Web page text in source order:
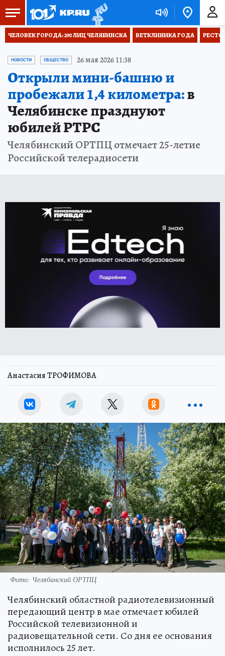
ЧЕЛОВЕК ГОРОДА: 290 ЛИЦ ЧЕЛЯБИНСКА ВЕТКЛИНИКА ГОДА
НОВОСТИ ОБЩЕСТВО 26 мая 2026 11:38
Открыли мини-башню и
пробежали 1,4 километра:в
Челябинске празднуют
юбилей РТРС
Челябинский ОРТПЦ отмечает 25-летие
Российской телерадиосети
Анастасия ТРОФИМОВА
Фото: Челябинский ОРТПЦ
Челябинский областной радиотелевизионный
передающий центр в мае отмечает юбилей
Российской телевизионной и
радиовещательной сети. Со дня ее основания
исполнилось 25 лет.